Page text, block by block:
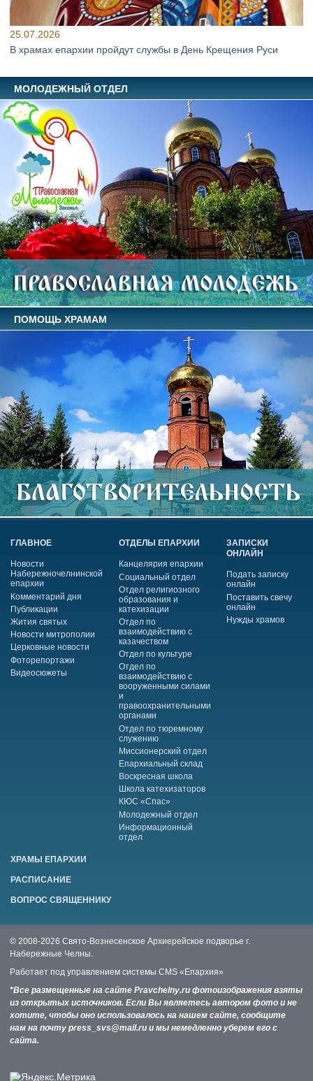
25.07.2026
В храмах епархии пройдут службы в День Крещения Руси
МОЛОДЕЖНЫЙ ОТДЕЛ
ПОМОЩЬ ХРАМАМ
ГЛАВНОЕ
Новости
Набережночелнинской
епархии
Комментарий дня
Публикации
Жития святых
Новости митрополии
Церковные новости
Фоторепортажи
Видеосюжеты
ОТДЕЛЫ ЕПАРХИИ
Канцелярия епархии
Социальный отдел
Отдел религиозного
образования и
катехизации
Отдел по
взаимодействию с
казачеством
Отдел по культуре
Отдел по
взаимодействию с
вооруженными силами
и
правоохранительными
органами
Отдел по тюремному
служению
Миссионерский отдел
Епархиальный склад
Воскресная школа
Школа катехизаторов
КЮС «Спас»
Молодежный отдел
Информационный
отдел
ЗАПИСКИ
ОНЛАЙН
Подать записку
онлайн
Поставить свечу
онлайн
Нужды храмов
ХРАМЫ ЕПАРХИИ
РАСПИСАНИЕ
ВОПРОС СВЯЩЕННИКУ
© 2008-2026 Свято-Вознесенское Архиерейское подворье г.
Набережные Челны.
Работает под управлением системы CMS «Епархия»
*Все размещенные на сайте Pravchelny.ru фотоизображения взяты
из открытых источников. Если Вы являетесь автором фото и не
хотите, чтобы оно использовалось на нашем сайте, сообщите
нам на почту press_svs@mail.ru и мы немедленно уберем его с
сайта.